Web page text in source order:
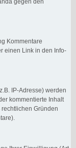
gegen den
Kommentare
einen Link in den Info-
IP-Adresse) werden
kommentierte Inhalt
Gründen